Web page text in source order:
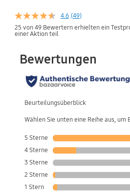
4.6 (49)
25 von 49 Bewertern erhielten ein
einer Aktion teil